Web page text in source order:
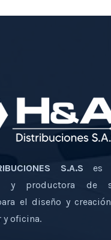
S.A.S es
y productora de
el diseño y
y oficina.